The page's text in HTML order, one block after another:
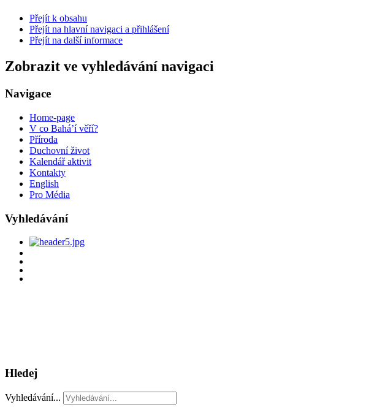
Přejít k obsahu
Přejít na hlavní navigaci a přihlášení
Přejít na další informace
Zobrazit ve vyhledávání navigaci
Navigace
Home-page
V co Bahá’í věří?
Příroda
Duchovní život
Kalendář aktivit
Kontakty
English
Pro Média
Vyhledávání
Hledej
Vyhledávání...